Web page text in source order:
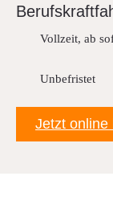
Vollzeit, ab
Unbefristet
Jetzt online
FAQ
Sitemap